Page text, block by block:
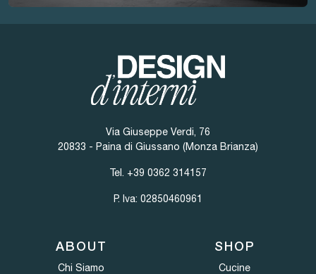
Via Giuseppe Verdi, 76
20833 - Paina di Giussano (Monza Brianza)
Tel. +39 0362 314157
P. Iva: 02850460961
ABOUT
Chi Siamo
SHOP
Cucine